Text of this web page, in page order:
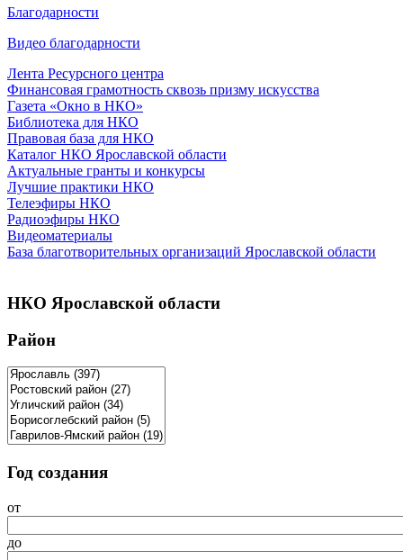
Благодарности
Видео благодарности
Лента Ресурсного центра
Финансовая грамотность сквозь призму искусства
Газета «Окно в НКО»
Библиотека для НКО
Правовая база для НКО
Каталог НКО Ярославской области
Актуальные гранты и конкурсы
Лучшие практики НКО
Телеэфиры НКО
Радиоэфиры НКО
Видеоматериалы
База благотворительных организаций Ярославской области
НКО Ярославской области
Район
Год создания
от
до